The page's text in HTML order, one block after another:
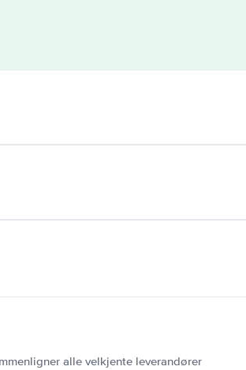
alle velkjente leverandører